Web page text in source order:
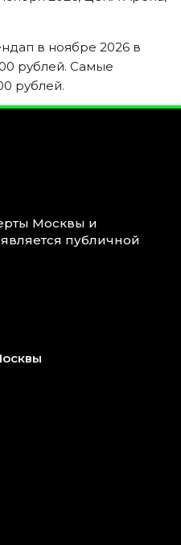
в ноябре 2026 в
рублей. Самые
рублей.
Москвы и
публичной